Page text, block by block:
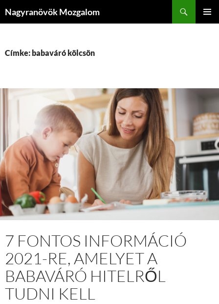
Nagyranövök Mozgalom
Címke: babaváró kölcsön
7 FONTOS INFORMÁCIÓ
2021-RE, AMELYET A
BABAVÁRÓ HITELRŐL
TUDNI KELL